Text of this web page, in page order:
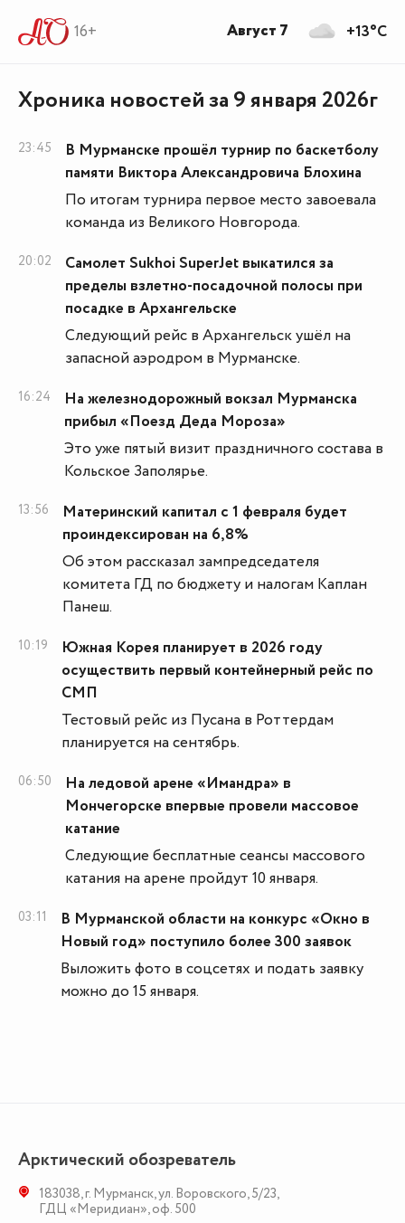
16+
Хроника новостей за 9 января 2026г
23:45
В Мурманске прошёл турнир по баскетболу
памяти Виктора Александровича Блохина
По итогам турнира первое место завоевала
команда из Великого Новгорода.
20:02
Самолет Sukhoi SuperJet выкатился за
пределы взлетно-посадочной полосы при
посадке в Архангельске
Следующий рейс в Архангельск ушёл на
запасной аэродром в Мурманске.
16:24
На железнодорожный вокзал Мурманска
прибыл «Поезд Деда Мороза»
Это уже пятый визит праздничного состава в
Кольское Заполярье.
13:56
Материнский капитал с 1 февраля будет
проиндексирован на 6,8%
Об этом рассказал зампредседателя
комитета ГД по бюджету и налогам Каплан
Панеш.
10:19
Южная Корея планирует в 2026 году
осуществить первый контейнерный рейс по
СМП
Тестовый рейс из Пусана в Роттердам
планируется на сентябрь.
06:50
На ледовой арене «Имандра» в
Мончегорске впервые провели массовое
катание
Следующие бесплатные сеансы массового
катания на арене пройдут 10 января.
03:11
В Мурманской области на конкурс «Окно в
Новый год» поступило более 300 заявок
Выложить фото в соцсетях и подать заявку
можно до 15 января.
Арктический обозреватель
183038,г. Мурманск,ул. Воровского, 5/23,
ГДЦ «Меридиан», оф. 500
+13°C
Август 7